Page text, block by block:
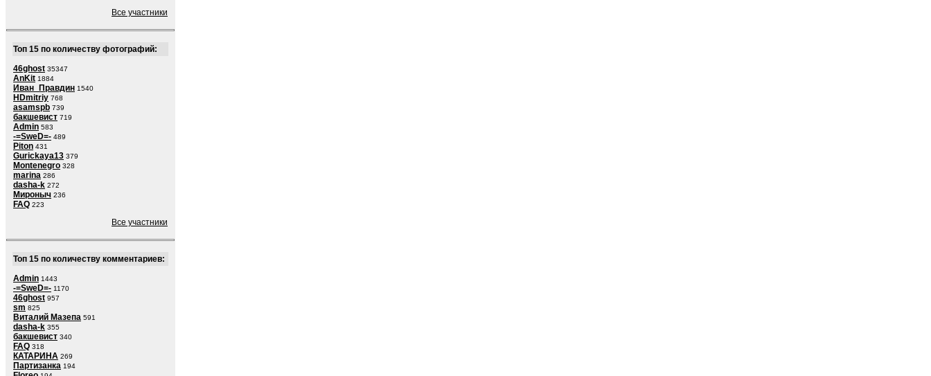
Все участники
Топ 15 по количеству фотографий:
46ghost 35347
AnKit 1884
Иван_Правдин 1540
HDmitriy 768
asamspb 739
бакшевист 719
Admin 583
-=SweD=- 489
Piton 431
Gurickaya13 379
Montenegro 328
marina 286
dasha-k 272
Мироныч 236
FAQ 223
Все участники
Топ 15 по количеству комментариев:
Admin 1443
-=SweD=- 1170
46ghost 957
sm 825
Виталий Мазепа 591
dasha-k 355
бакшевист 340
FAQ 318
КАТАРИНА 269
Партизанка 194